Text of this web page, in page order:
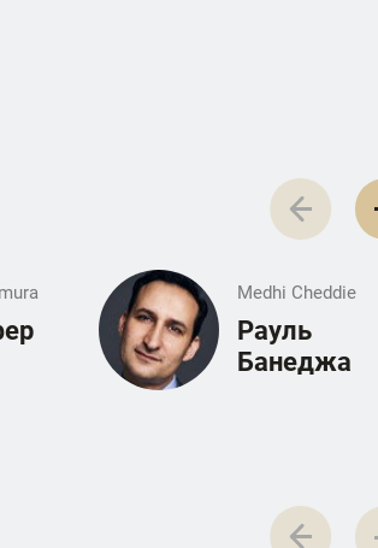
Medhi Cheddie
Рауль
Банеджа